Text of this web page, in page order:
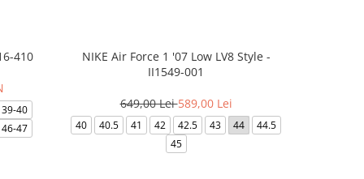
410
39-40
46-47
NIKE Air Force 1 '07 Low LV8 Style -
II1549-001
649,00 Lei589,00 Lei
40 40.5 41 42 42.5 43 44
44.5
45